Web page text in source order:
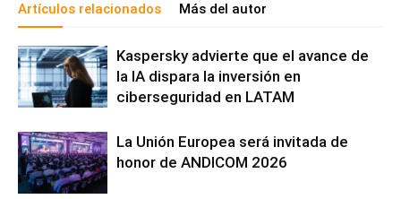
Artículos relacionados Más del autor
Kaspersky advierte que el avance de
la IA dispara la inversión en
ciberseguridad en LATAM
La Unión Europea será invitada de
honor de ANDICOM 2026